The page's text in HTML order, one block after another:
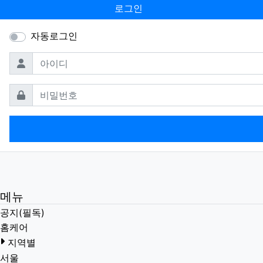
로그인
자동로그인
아이디
필수
비밀번호필수
메뉴
공지(필독)
홈케어
지역별
서울